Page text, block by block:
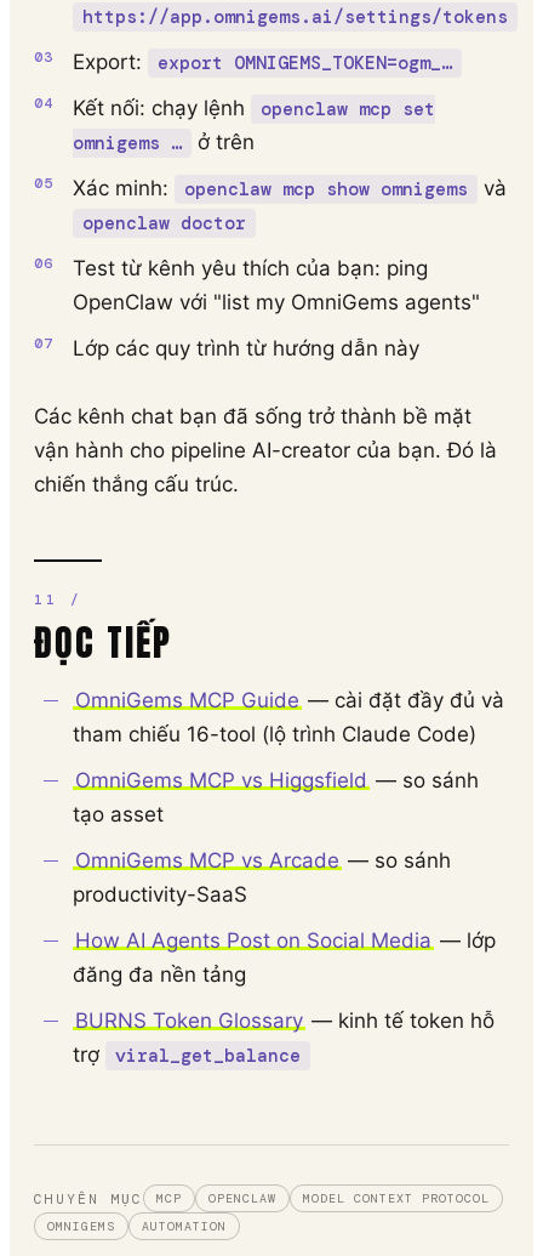
https://app.omnigems.ai/settings/tokens
Export:
export OMNIGEMS_TOKEN=ogm_…
Kết nối: chạy lệnh
openclaw mcp set
omnigems …
ở trên
Xác minh:
openclaw mcp show omnigems
và
openclaw doctor
Test từ kênh yêu thích của bạn: ping
OpenClaw với "list my OmniGems agents"
Lớp các quy trình từ hướng dẫn này
Các kênh chat bạn đã sống trở thành bề mặt
vận hành cho pipeline AI-creator của bạn. Đó là
chiến thắng cấu trúc.
ĐỌC TIẾP
OmniGems MCP Guide — cài đặt đầy đủ và
tham chiếu 16-tool (lộ trình Claude Code)
OmniGems MCP vs Higgsfield — so sánh
tạo asset
OmniGems MCP vs Arcade — so sánh
productivity-SaaS
How AI Agents Post on Social Media — lớp
đăng đa nền tảng
BURNS Token Glossary — kinh tế token hỗ
trợ
viral_get_balance
CHUYÊN MỤC MCP OPENCLAW
MODEL CONTEXT PROTOCOL
OMNIGEMS
AUTOMATION